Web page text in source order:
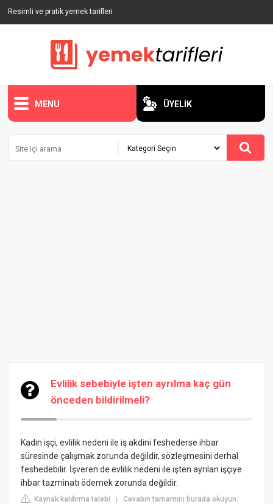
Resimli ve pratik yemek tarifleri
MENU ÜYELİK
Evlilik sebebiyle işten ayrılma kaç gün
önceden bildirilmeli?
Kadın işçi, evlilik nedeni ile iş akdini feshederse ihbar
süresinde çalışmak zorunda değildir, sözleşmesini derhal
feshedebilir. İşveren de evlilik nedeni ile işten ayrılan işçiye
ihbar tazminatı ödemek zorunda değildir.
Kaynak kaldırma talebi |Cevabın tamamını burada okuyun: